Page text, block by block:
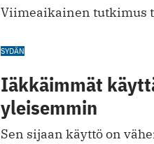
Viimeaikainen tutkimus
SYDÄN
Iäkkäimmät
yleisemmin
Sen sijaan käyttö on